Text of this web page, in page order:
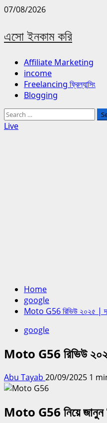
Skip
content
07/08/2026
এসো ইনকাম করি
Primary
Menu
Affiliate Marketing
income
Freelancing ফ্রিল্যান্সিং
Blogging
Search
for:
Live
Home
google
Moto G56 রিভিউ ২০২৫ | দাম,
google
Moto G56 রিভিউ ২০২৫
Abu Tayab 20/09/2025 1
Moto G56 নিয়ে জানুন